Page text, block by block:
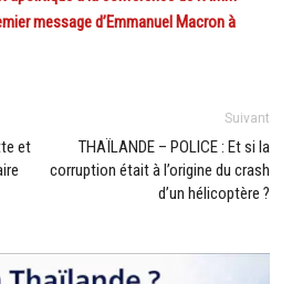
message d’Emmanuel Macron à
et
Suivant
THAÏLANDE – POLICE : Et si la
corruption était à l’origine du crash
d’un hélicoptère ?